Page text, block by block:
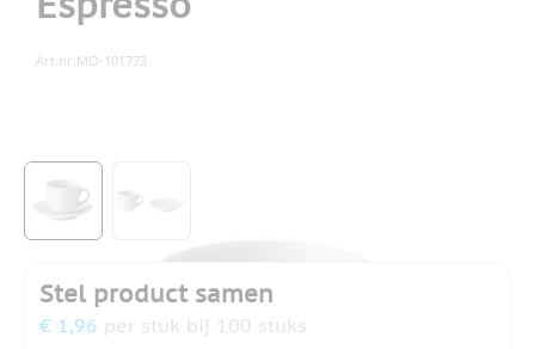
Art.nr. MO-101773
Stel product samen
€ 1,96 per stuk bij 100 stuks